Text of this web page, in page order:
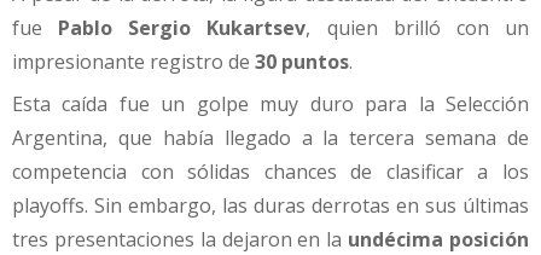
fue Pablo Sergio Kukartsev, quien brilló con un
impresionante registro de 30 puntos.
Esta caída fue un golpe muy duro para la Selección
Argentina, que había llegado a la tercera semana de
competencia con sólidas chances de clasificar a los
playoffs. Sin embargo, las duras derrotas en sus últimas
tres presentaciones la dejaron en la undécima posición